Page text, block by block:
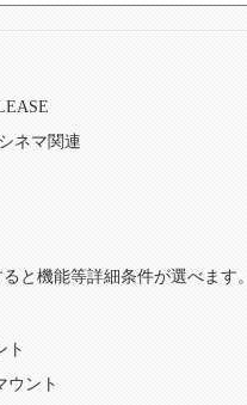
ネマ関連
と機能等詳細条件が選べます。
ト
ウント